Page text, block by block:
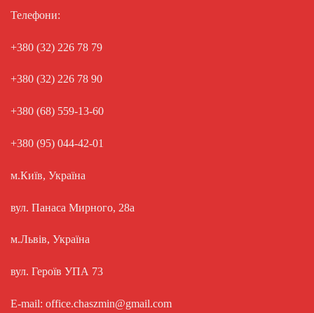
Телефони:
+380 (32) 226 78 79
+380 (32) 226 78 90
+380 (68) 559-13-60
+380 (95) 044-42-01
м.Київ, Україна
вул. Панаса Мирного, 28а
м.Львів, Україна
вул. Героїв УПА 73
E-mail: office.chaszmin@gmail.com